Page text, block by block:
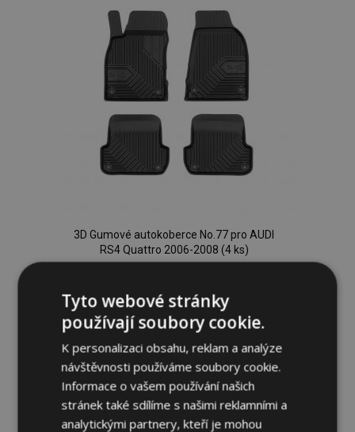
3D Gumové autokoberce No.77 pro AUDI
RS4 Quattro 2006-2008 (4 ks)
Přidat Do Košíku
Přidat
k
oblíbeným
Tyto webové stránky
používají soubory cookie.
K personalizaci obsahu, reklam a analýze
návštěvnosti používáme soubory cookie.
Informace o vašem používání našich
stránek také sdílíme s našimi reklamními a
analytickými partnery, kteří je mohou